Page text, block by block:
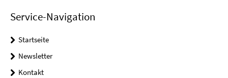
Service-Navigation
Startseite
Newsletter
Kontakt